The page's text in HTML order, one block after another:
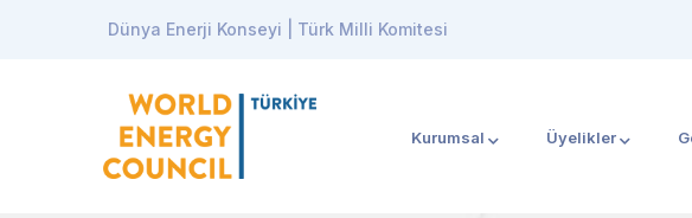
Dünya Enerji Konseyi | Türk Milli Komitesi
Kurumsal Üyelikler